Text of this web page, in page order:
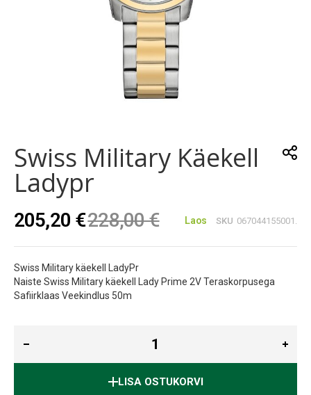
beginning
of
images
Swiss Military Käekell
Ladypr
205,20 €228,00 € Laos SKU 067044155001.
Swiss Military käekell LadyPr
Naiste Swiss Military käekell Lady Prime 2V Teraskorpusega
Safiirklaas Veekindlus 50m
LISA OSTUKORVI